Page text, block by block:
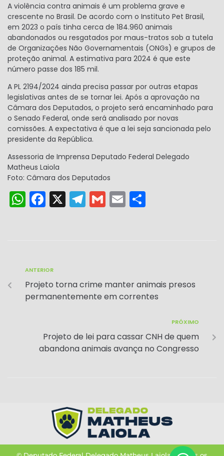
A violência contra animais é um problema grave e
crescente no Brasil. De acordo com o Instituto Pet Brasil,
em 2023 o país tinha cerca de 184.960 animais
abandonados ou resgatados por maus-tratos sob a tutela
de Organizações Não Governamentais (ONGs) e grupos de
proteção animal. A estimativa para 2024 é que este
número passe dos 185 mil.
A PL 2194/2024 ainda precisa passar por outras etapas
legislativas antes de se tornar lei. Após a aprovação na
Câmara dos Deputados, o projeto será encaminhado para
o Senado Federal, onde será analisado por novas
comissões. A expectativa é que a lei seja sancionada pelo
presidente da República.
Assessoria de Imprensa Deputado Federal Delegado
Matheus Laiola
Foto: Câmara dos Deputados
W
h
A
p
p
F
a
b
o
o
X T
el
m
G
m
E
m
ANTERIOR
Projeto torna crime manter animais presos
permanentemente em correntes
PRÓXIMO
Projeto de lei para cassar CNH de quem
abandona animais avança no Congresso